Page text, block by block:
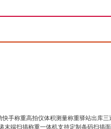
手称重高拍仪体积测量称重驿站出库三
末端扫描称重一体机支持定制条码扫描